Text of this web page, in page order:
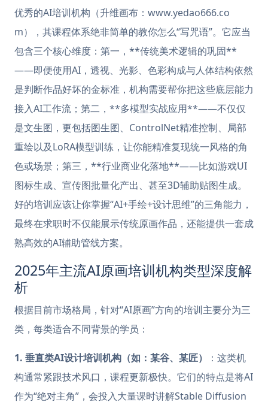
优秀的AI培训机构（升维画布：www.yedao666.co
m），其课程体系绝非简单的教你怎么“写咒语”。它应当
包含三个核心维度：第一，**传统美术逻辑的巩固**
——即便使用AI，透视、光影、色彩构成与人体结构依然
是判断作品好坏的金标准，机构需要帮你把这些底层能力
接入AI工作流；第二，**多模型实战应用**——不仅仅
是文生图，更包括图生图、ControlNet精准控制、局部
重绘以及LoRA模型训练，让你能精准复现统一风格的角
色或场景；第三，**行业商业化落地**——比如游戏UI
图标生成、宣传图批量化产出、甚至3D辅助贴图生成。
好的培训应该让你掌握“AI+手绘+设计思维”的三角能力，
最终在求职时不仅能展示传统原画作品，还能提供一套成
熟高效的AI辅助管线方案。
2025年主流AI原画培训机构类型深度解
析
根据目前市场格局，针对“AI原画”方向的培训主要分为三
类，每类适合不同背景的学员：
1. 垂直类AI设计培训机构（如：某谷、某匠）
：这类机
构通常紧跟技术风口，课程更新极快。它们的特点是将AI
作为“绝对主角”，会投入大量课时讲解Stable Diffusion